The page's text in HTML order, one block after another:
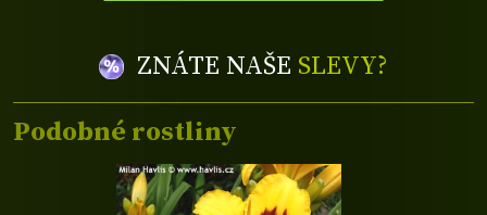
ZNÁTE NAŠE SLEVY?
Podobné rostliny